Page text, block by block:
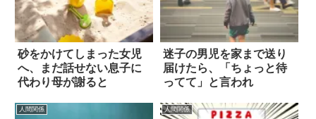
砂をかけてしまった女児
へ、まだ話せない息子に
代わり母が謝ると
迷子の男児を家まで送り
届けたら、「ちょっと待
ってて」と言われ
人間関係 人間関係